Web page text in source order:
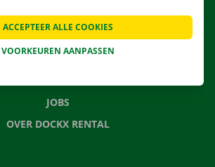
CONTACTEER ONS
VEELGESTELDE VRAGEN
NIEUWS
JOBS
OVER DOCKX RENTAL
VOORKEUREN AANPASSEN
ACCEPTEER ALLE COOKIES